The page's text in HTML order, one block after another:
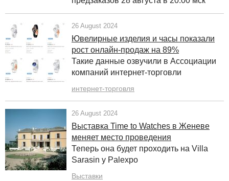
26 August 2024
Ювелирные изделия и часы показали
рост онлайн-продаж на 89%
Такие данные озвучили в Ассоциации
компаний интернет-торговли
интернет-торговля
26 August 2024
Выставка Time to Watches в Женеве
меняет место проведения
Теперь она будет проходить на Villa
Sarasin у Palexpo
Выставки